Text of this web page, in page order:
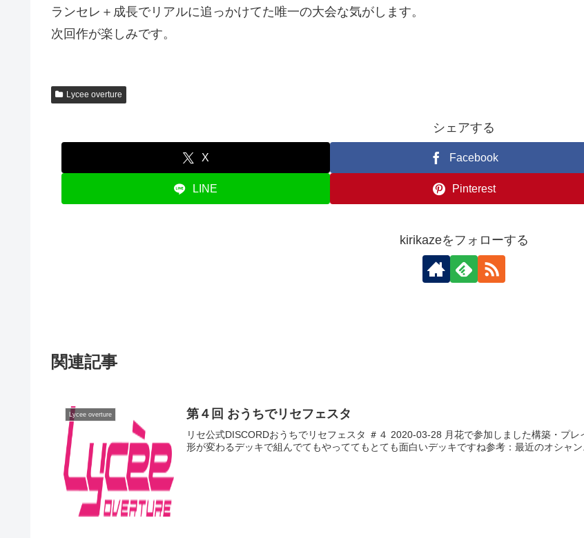
ランセレ＋成長でリアルに追っかけてた唯一の大会な気がします。
次回作が楽しみです。
Lycee overture
シェアする
X Facebook
LINE Pinterest
kirikazeをフォローする
関連記事
Lycee overture 第４回 おうちでリセフェスタ
リセ公式DISCORDおうちでリセフェスタ ＃４ 2020-03-28 月花で参加しました構築・プ
形が変わるデッキで組んでてもやっててもとても面白いデッキですね参考：最近のオシャン